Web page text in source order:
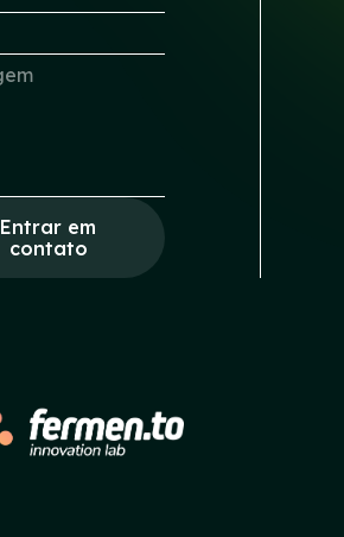
Entrar em
contato